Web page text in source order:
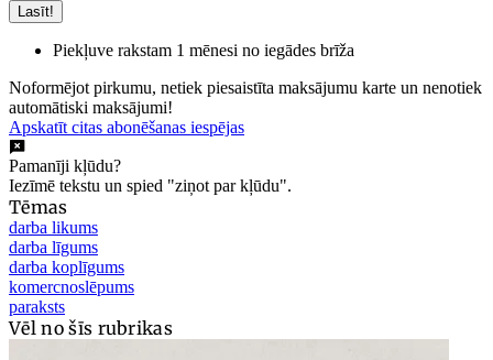
Lasīt!
Piekļuve rakstam 1 mēnesi no iegādes brīža
Noformējot pirkumu, netiek piesaistīta maksājumu karte un nenotiek
automātiski maksājumi!
Apskatīt citas abonēšanas iespējas
Pamanīji kļūdu?
Iezīmē tekstu un spied "ziņot par kļūdu".
Tēmas
darba likums
darba līgums
darba koplīgums
komercnoslēpums
paraksts
Vēl no šīs rubrikas